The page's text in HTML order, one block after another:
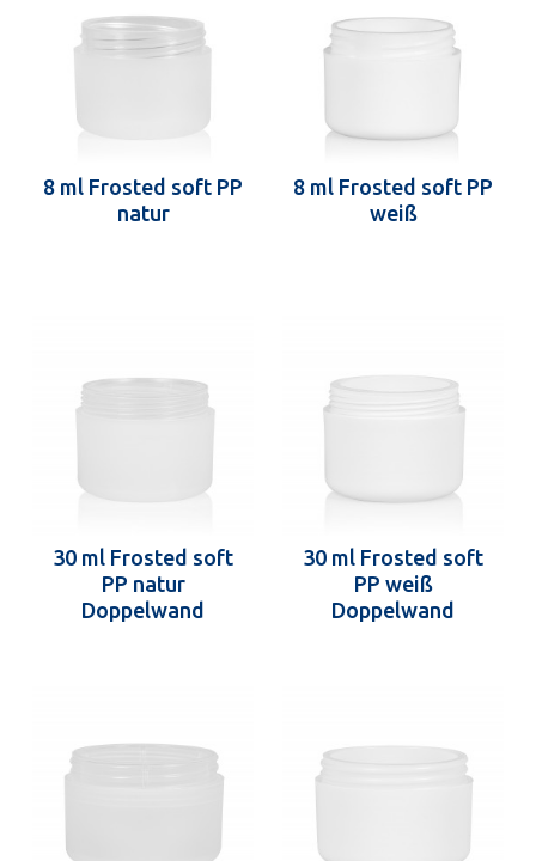
8 ml Frosted soft PP
natur
8 ml Frosted soft PP
weiß
30 ml Frosted soft
PP natur
Doppelwand
30 ml Frosted soft
PP weiß
Doppelwand